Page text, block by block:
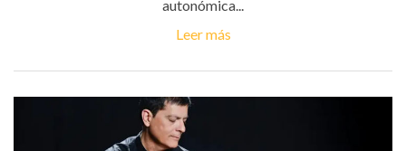
autonómica...
Leer más